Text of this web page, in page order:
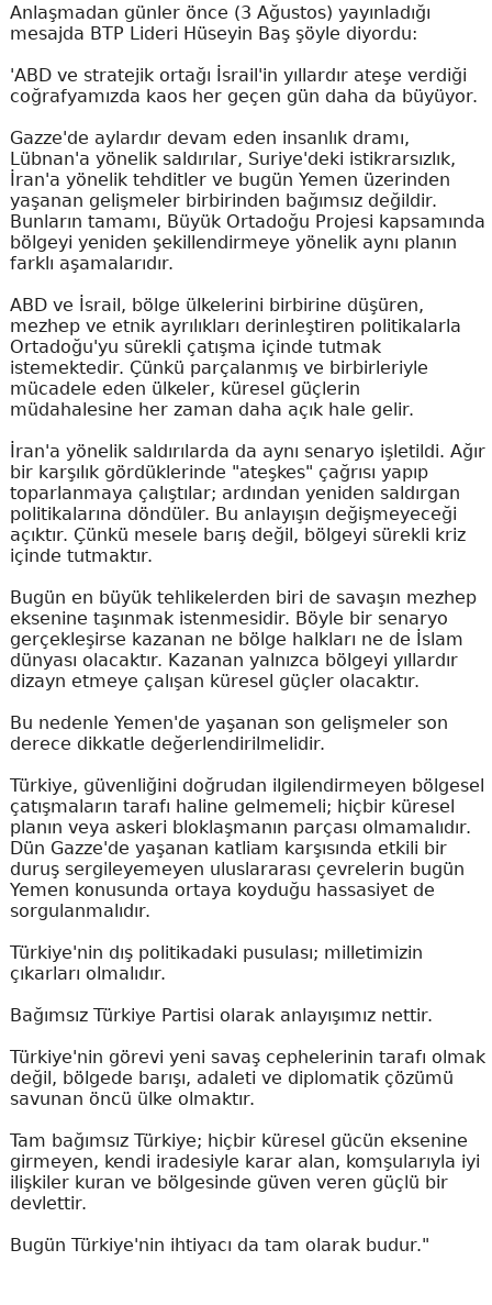
Anlaşmadan günler önce (3 Ağustos) yayınladığı
mesajda BTP Lideri Hüseyin Baş şöyle diyordu:
'ABD ve stratejik ortağı İsrail'in yıllardır ateşe verdiği
coğrafyamızda kaos her geçen gün daha da büyüyor.
Gazze'de aylardır devam eden insanlık dramı,
Lübnan'a yönelik saldırılar, Suriye'deki istikrarsızlık,
İran'a yönelik tehditler ve bugün Yemen üzerinden
yaşanan gelişmeler birbirinden bağımsız değildir.
Bunların tamamı, Büyük Ortadoğu Projesi kapsamında
bölgeyi yeniden şekillendirmeye yönelik aynı planın
farklı aşamalarıdır.
ABD ve İsrail, bölge ülkelerini birbirine düşüren,
mezhep ve etnik ayrılıkları derinleştiren politikalarla
Ortadoğu'yu sürekli çatışma içinde tutmak
istemektedir. Çünkü parçalanmış ve birbirleriyle
mücadele eden ülkeler, küresel güçlerin
müdahalesine her zaman daha açık hale gelir.
İran'a yönelik saldırılarda da aynı senaryo işletildi. Ağır
bir karşılık gördüklerinde "ateşkes" çağrısı yapıp
toparlanmaya çalıştılar; ardından yeniden saldırgan
politikalarına döndüler. Bu anlayışın değişmeyeceği
açıktır. Çünkü mesele barış değil, bölgeyi sürekli kriz
içinde tutmaktır.
Bugün en büyük tehlikelerden biri de savaşın mezhep
eksenine taşınmak istenmesidir. Böyle bir senaryo
gerçekleşirse kazanan ne bölge halkları ne de İslam
dünyası olacaktır. Kazanan yalnızca bölgeyi yıllardır
dizayn etmeye çalışan küresel güçler olacaktır.
Bu nedenle Yemen'de yaşanan son gelişmeler son
derece dikkatle değerlendirilmelidir.
Türkiye, güvenliğini doğrudan ilgilendirmeyen bölgesel
çatışmaların tarafı haline gelmemeli; hiçbir küresel
planın veya askeri bloklaşmanın parçası olmamalıdır.
Dün Gazze'de yaşanan katliam karşısında etkili bir
duruş sergileyemeyen uluslararası çevrelerin bugün
Yemen konusunda ortaya koyduğu hassasiyet de
sorgulanmalıdır.
Türkiye'nin dış politikadaki pusulası; milletimizin
çıkarları olmalıdır.
Bağımsız Türkiye Partisi olarak anlayışımız nettir.
Türkiye'nin görevi yeni savaş cephelerinin tarafı olmak
değil, bölgede barışı, adaleti ve diplomatik çözümü
savunan öncü ülke olmaktır.
Tam bağımsız Türkiye; hiçbir küresel gücün eksenine
girmeyen, kendi iradesiyle karar alan, komşularıyla iyi
ilişkiler kuran ve bölgesinde güven veren güçlü bir
devlettir.
Bugün Türkiye'nin ihtiyacı da tam olarak budur."